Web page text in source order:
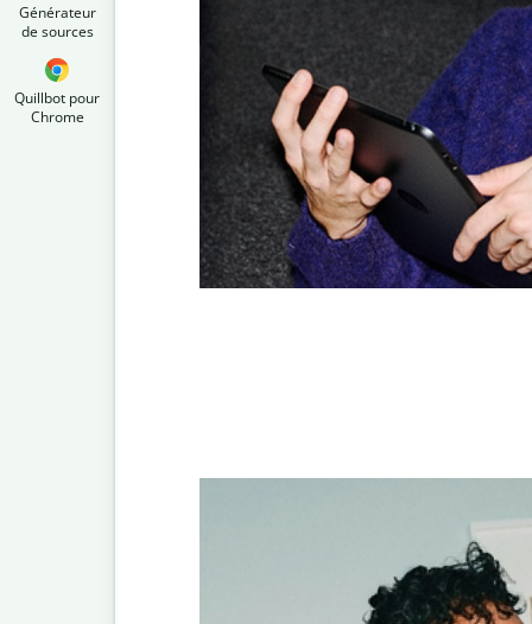
Générateur
de sources
Quillbot pour
Chrome